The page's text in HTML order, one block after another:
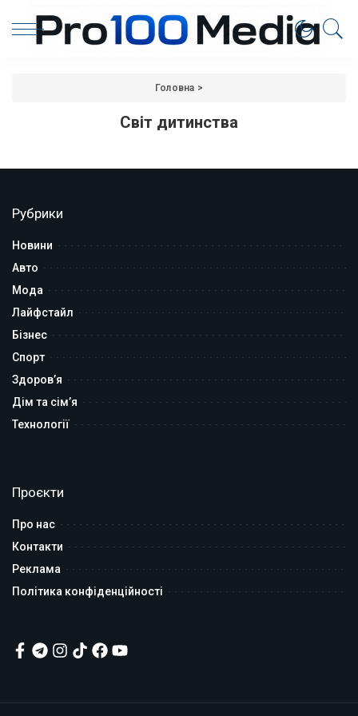
Головна >
Світ дитинства
Рубрики
Новини
Авто
Мода
Лайфстайл
Бізнес
Спорт
Здоров’я
Дім та сім’я
Технології
Проєкти
Про нас
Контакти
Реклама
Політика конфіденційності